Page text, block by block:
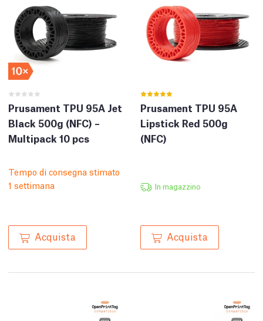
Prusament TPU 95A Jet
Black 500g (NFC) –
Multipack 10 pcs
Tempo di consegna stimato
1 settimana
Acquista
Prusament TPU 95A
Lipstick Red 500g
(NFC)
In magazzino
Acquista